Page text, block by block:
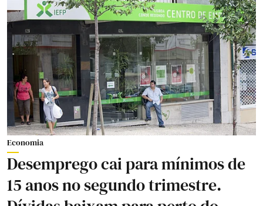
Economia
Desemprego cai para mínimos de
15 anos no segundo trimestre.